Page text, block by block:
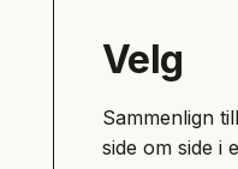
Velg
Sammenlign
side om side i